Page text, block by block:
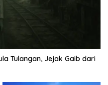
Tulangan, Jejak Gaib dari